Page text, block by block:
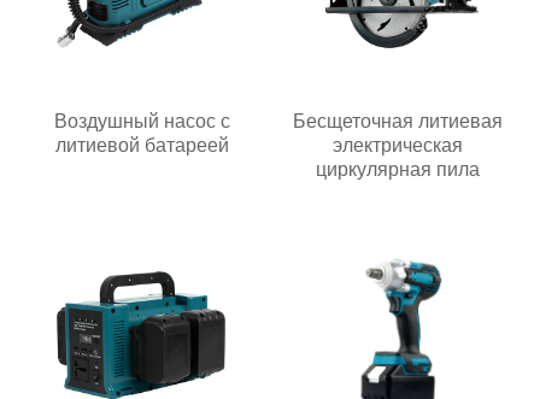
Воздушный насос с
литиевой батареей
Бесщеточная литиевая
электрическая
циркулярная пила